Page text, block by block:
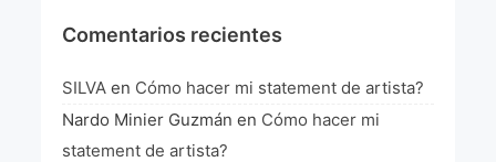
Comentarios recientes
SILVA en Cómo hacer mi statement de artista?
Nardo Minier Guzmán en Cómo hacer mi
statement de artista?